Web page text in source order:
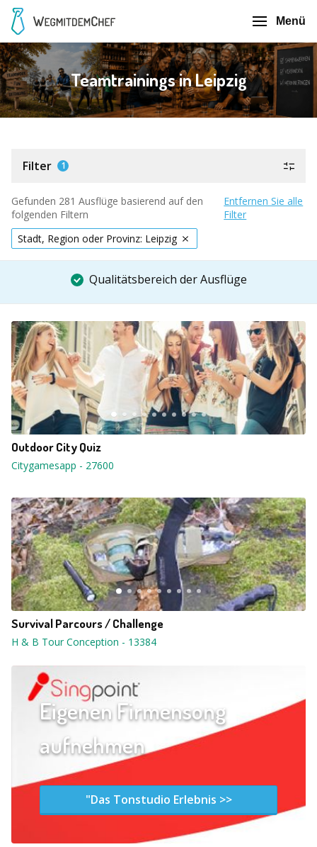
Menü
Teamtrainings in Leipzig
Filter 1
Gefunden 281 Ausflüge basierend auf den
folgenden Filtern
Entfernen Sie alle
Filter
Stadt, Region oder Provinz: Leipzig
Qualitätsbereich der Ausflüge
Outdoor City Quiz
Citygamesapp - 27600
Survival Parcours / Challenge
H & B Tour Conception - 13384
Eigenen Firmensong
aufnehmen
"Das Tonstudio Erlebnis >>